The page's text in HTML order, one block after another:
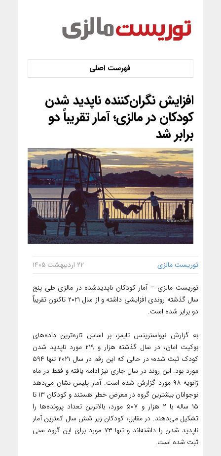
افزایش نگران‌کننده ناپدید شدن
کودکان در مالزی؛ آمار تقریباً دو
برابر شد
توریست مالزی ۲۲ اردیبهشت ۱۴۰۵
توریست مالزی – آمار کودکان ناپدیدشده در مالزی طی پنج
سال گذشته روندی افزایشی داشته و از سال ۲۰۲۱ تاکنون تقریباً
دو برابر شده است.
به گزارش نیواستریتس تایمز، بر اساس تازه‌ترین داده‌های
بوکیت امان، در سال گذشته هزار و ۲۱۹ مورد ناپدید شدن
کودک ثبت شده؛ در حالی که این رقم در سال ۲۰۲۱ تنها ۵۹۴
مورد بود. این روند در سال جاری نیز ادامه یافته و فقط در ماه
ژانویه ۹۸ مورد گزارش شده است. آمار پلیس نشان می‌دهد
نوجوانان بیشترین گروه در معرض خطر هستند و کودکان ۱۳ تا
۱۵ ساله با ۲ هزار و ۵۰۷ مورد، بالاترین تعداد پرونده‌ها را
تشکیل می‌دهند. در مقابل، کودکان زیر شش سال کمترین آمار
ناپدید شدن را داشته‌اند و تنها ۷۳ مورد برای این گروه سنی
ثبت شده است.